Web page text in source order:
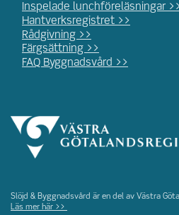
Inspelade lunchföreläsningar
Hantverksregistret >>
Rådgivning >>
Färgsättning >>
FAQ Byggnadsvård >>
Slöjd & Byggnadsvård är en del av Västra
Läs mer här >>